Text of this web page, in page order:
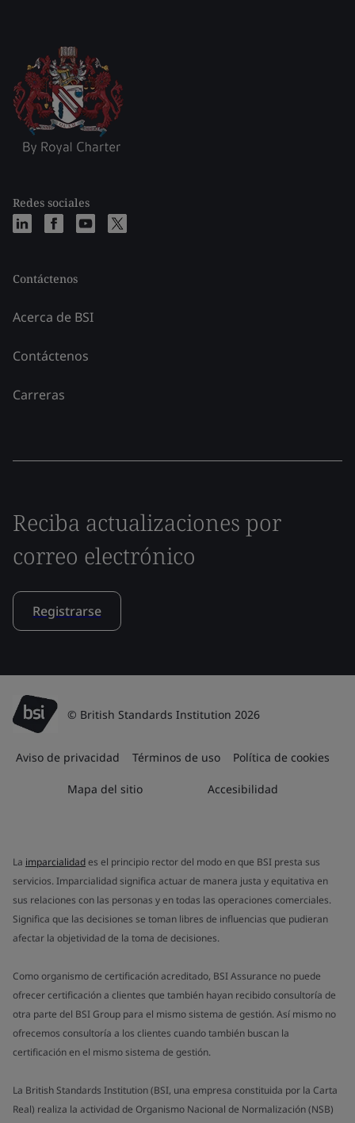
Redes sociales
Contáctenos
Acerca de BSI
Contáctenos
Carreras
Reciba actualizaciones por
correo electrónico
Registrarse
© British Standards Institution 2026
Aviso de privacidad Términos de uso Política de cookies
Mapa del sitio Accesibilidad
La imparcialidades el principio rector del modo en que BSI presta sus
servicios. Imparcialidad significa actuar de manera justa y equitativa en
sus relaciones con las personas y en todas las operaciones comerciales.
Significa que las decisiones se toman libres de influencias que pudieran
afectar la objetividad de la toma de decisiones.
Como organismo de certificación acreditado, BSI Assurance no puede
ofrecer certificación a clientes que también hayan recibido consultoría de
otra parte del BSI Group para el mismo sistema de gestión. Así mismo no
ofrecemos consultoría a los clientes cuando también buscan la
certificación en el mismo sistema de gestión.
La British Standards Institution (BSI, una empresa constituida por la Carta
Real) realiza la actividad de Organismo Nacional de Normalización (NSB)